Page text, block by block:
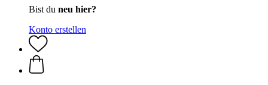
Bist du neu hier?
Konto erstellen